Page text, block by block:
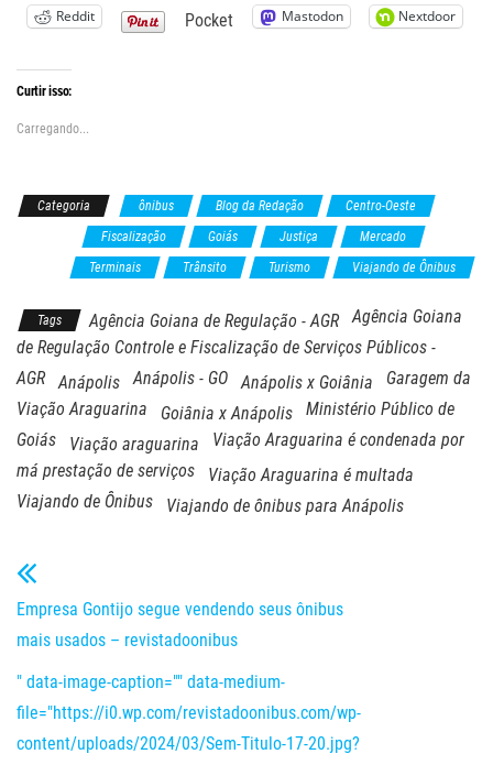
Reddit Pocket Mastodon Nextdoor
Curtir isso:
Carregando...
Categoria ônibus Blog da Redação
Centro-Oeste
Fiscalização Goiás Justiça
Mercado
Terminais Trânsito Turismo Viajando de Ônibus
Tags Agência Goiana de Regulação - AGR
Agência Goiana
de Regulação Controle e Fiscalização de Serviços Públicos -
AGR
Anápolis Anápolis - GO Anápolis x Goiânia
Garagem da
Viação Araguarina
Goiânia x Anápolis
Ministério Público de
Goiás
Viação araguarina
Viação Araguarina é condenada por
má prestação de serviços
Viação Araguarina é multada
Viajando de Ônibus
Viajando de ônibus para Anápolis
Empresa Gontijo segue vendendo seus ônibus
mais usados – revistadoonibus
" data-image-caption="" data-medium-
file="https://i0.wp.com/revistadoonibus.com/wp-
content/uploads/2024/03/Sem-Titulo-17-20.jpg?